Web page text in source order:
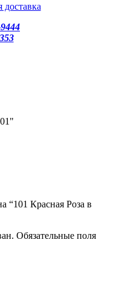
доставка
“101 Красная Роза в
Обязательные поля